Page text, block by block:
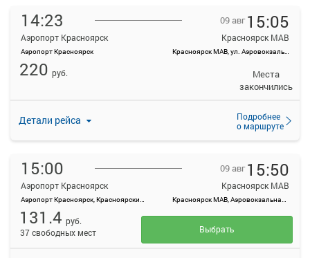
14:23
Аэропорт Красноярск
Аэропорт Красноярск
09 авг 15:05
Красноярск МАВ
Красноярск МАВ, ул. Аэровокзальная, д. 22
Детали рейса
Подробнее
о маршруте
220 руб.
Места
закончились
15:00
Аэропорт Красноярск
Аэропорт Красноярск, Красноярский край, Емельяновский район, а/э Емельяново
09 авг 15:50
Красноярск МАВ
Красноярск МАВ, Аэровокзальная ул., 22
131.4 руб.
37 свободных мест
Выбрать